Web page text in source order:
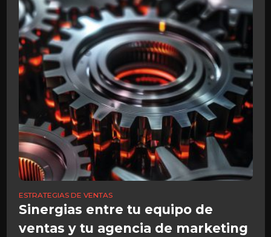
ESTRATEGIAS DE VENTAS
Sinergias entre tu equipo de
ventas y tu agencia de marketing